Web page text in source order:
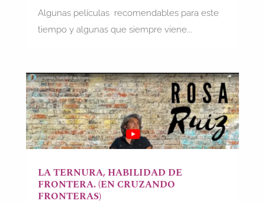
Algunas películas recomendables para este
tiempo y algunas que siempre viene...
LA TERNURA, HABILIDAD DE
FRONTERA. (EN CRUZANDO
FRONTERAS)